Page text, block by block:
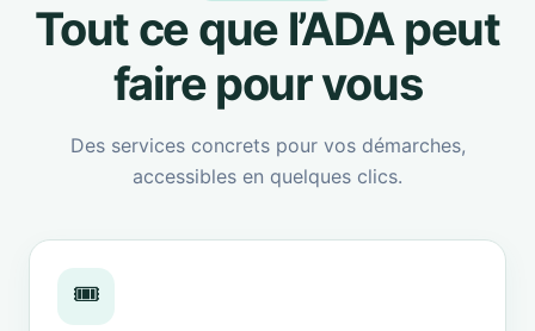
Tout ce que l’ADA peut
faire pour vous
Des services concrets pour vos démarches,
accessibles en quelques clics.
🎟️